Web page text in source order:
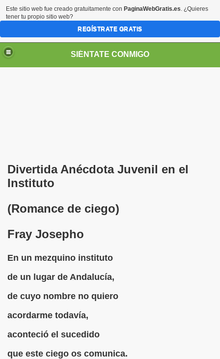
SIÉNTATE CONMIGO
Divertida Anécdota Juvenil en el
Instituto
(Romance de ciego)
Fray Josepho
En un mezquino instituto
de un lugar de Andalucía,
de cuyo nombre no quiero
acordarme todavía,
aconteció el sucedido
que este ciego os comunica.
(Camilo José Cela)
Este sitio web fue creado gratuitamente con PaginaWebGratis.es. ¿Quieres
tener tu propio sitio web?
REGÍSTRATE GRATIS